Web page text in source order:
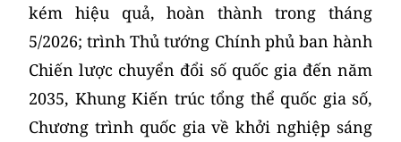
kém hiệu quả, hoàn thành trong tháng
5/2026; trình Thủ tướng Chính phủ ban hành
Chiến lược chuyển đổi số quốc gia đến năm
2035, Khung Kiến trúc tổng thể quốc gia số,
Chương trình quốc gia về khởi nghiệp sáng